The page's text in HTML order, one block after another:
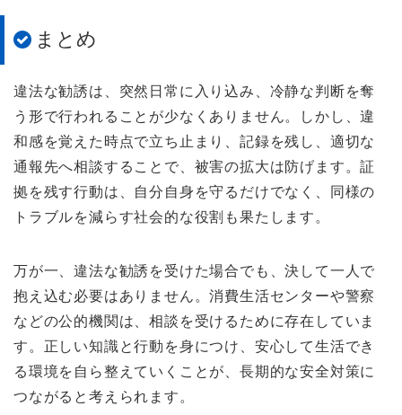
まとめ
違法な勧誘は、突然日常に入り込み、冷静な判断を奪
う形で行われることが少なくありません。しかし、違
和感を覚えた時点で立ち止まり、記録を残し、適切な
通報先へ相談することで、被害の拡大は防げます。証
拠を残す行動は、自分自身を守るだけでなく、同様の
トラブルを減らす社会的な役割も果たします。
万が一、違法な勧誘を受けた場合でも、決して一人で
抱え込む必要はありません。消費生活センターや警察
などの公的機関は、相談を受けるために存在していま
す。正しい知識と行動を身につけ、安心して生活でき
る環境を自ら整えていくことが、長期的な安全対策に
つながると考えられます。